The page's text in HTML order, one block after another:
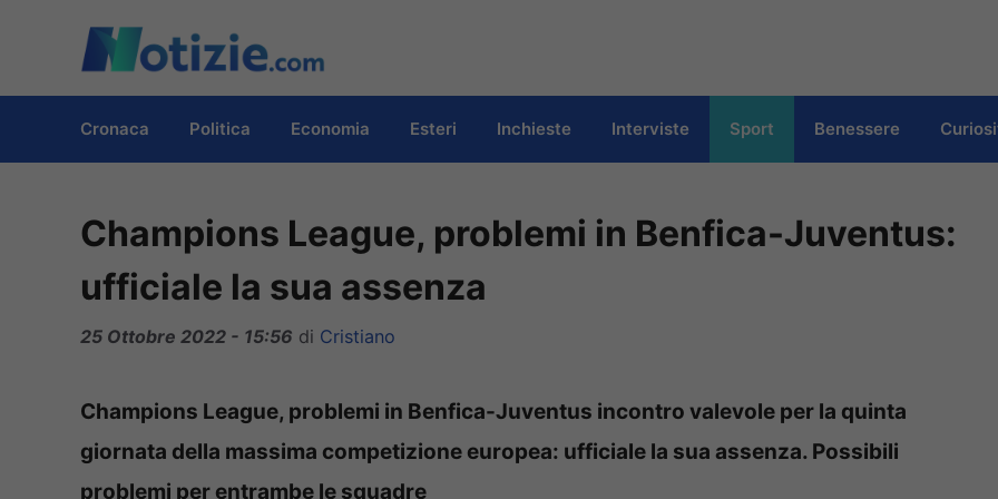
contenuto
Cronaca Politica Economia Esteri Inchieste Interviste Sport Benessere
Champions League, problemi in Benfica-Juventus:
ufficiale la sua assenza
25 Ottobre 2022 - 15:56 di Cristiano
Champions League, problemi in Benfica-Juventus incontro valevole per la quinta
giornata della massima competizione europea: ufficiale la sua assenza. Possibili
problemi per entrambe le squadre